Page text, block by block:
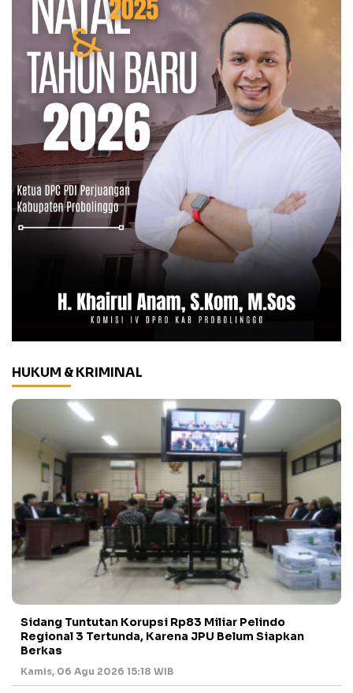
HUKUM & KRIMINAL
Sidang Tuntutan Korupsi Rp83 Miliar Pelindo
Regional 3 Tertunda, Karena JPU Belum Siapkan
Berkas
Kamis, 06 Agu 2026 15:18 WIB